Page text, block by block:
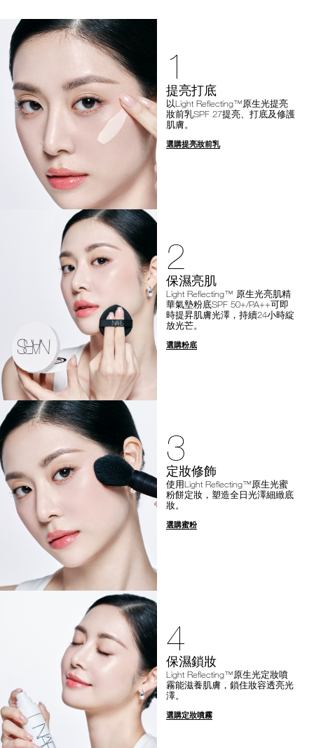
1
提亮打底
以Light Reflecting™原生光提亮
妝前乳SPF 27提亮、打底及修護
肌膚。
選購提亮妝前乳
2
保濕亮肌
Light Reflecting™ 原生光亮肌精
華氣墊粉底SPF 50+/PA++可即
時提昇肌膚光澤，持續24小時綻
放光芒。
選購粉底
3
定妝修飾
使用Light Reflecting™原生光蜜
粉餅定妝，塑造全日光澤細緻底
妝。
選購蜜粉
4
保濕鎖妝
Light Reflecting™原生光定妝噴
霧能滋養肌膚，鎖住妝容透亮光
澤。
選購定妝噴霧